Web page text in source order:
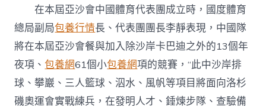
在本屆亞沙會中國體育代表團成立時，國度體育
總局副局包養行情長、代表團團長李靜表現，中國隊
將在本屆亞沙會餐與加入除沙岸卡巴迪之外的13個年
夜項、包養網61個小包養網項的競賽，“此中沙岸排
球、攀巖、三人籃球、泅水、風帆等項目將面向洛杉
磯奧運會實戰練兵，在發明人才、錘煉步隊、查驗備